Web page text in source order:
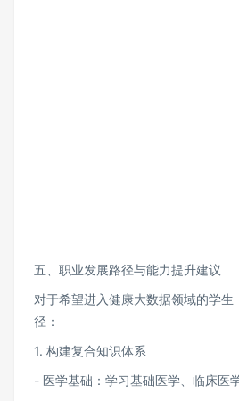
五、职业发展路径与能力提升建议
对于希望进入健康大数据领域的学生
径：
1. 构建复合知识体系
- 医学基础：学习基础医学、临床医